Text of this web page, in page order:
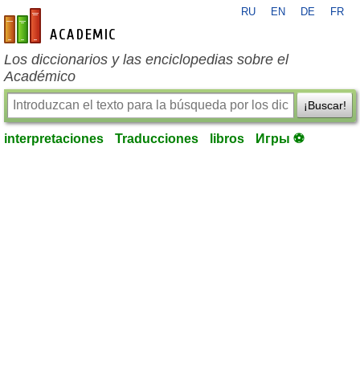
es-academic.com
RU EN DE FR
Los diccionarios y las enciclopedias sobre el
Académico
¡Buscar!
interpretaciones Traducciones libros Игры ⚽